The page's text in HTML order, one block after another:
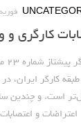
فوریه 13, 2018
کارگری و
کارگر ایران،
است. و چندین
و